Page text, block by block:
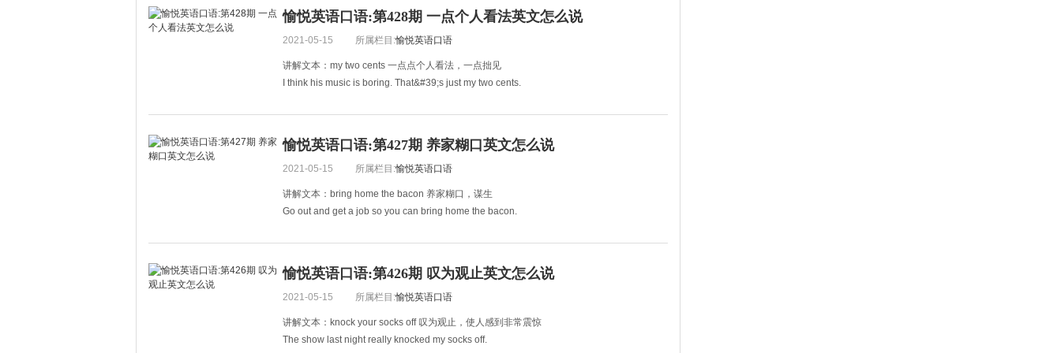
真想治好我的鼻塞，我快被它逼疯了。疯
愉悦英语口语:第428期 一点个人看法英文怎么说
2021-05-15 所属栏目:愉悦英语口语
讲解文本：my two cents 一点点个人看法，一点拙见
I think his music is boring. That&#39;s just my two cents.
Just my two cents. Yo
愉悦英语口语:第427期 养家糊口英文怎么说
2021-05-15 所属栏目:愉悦英语口语
讲解文本：bring home the bacon 养家糊口，谋生
Go out and get a job so you can bring home the bacon.
My wife brings home the bacon. I watch t
愉悦英语口语:第426期 叹为观止英文怎么说
2021-05-15 所属栏目:愉悦英语口语
讲解文本：knock your socks off 叹为观止，使人感到非常震惊
The show last night really knocked my socks off.